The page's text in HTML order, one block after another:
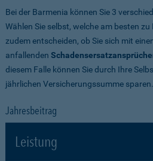
Bei der Barmenia können Sie 3
Wählen Sie selbst, welche am besten
zudem entscheiden, ob Sie sich mit
anfallenden
diesem Falle können Sie durch Ihre
jährlichen Versicherungssumme sparen.
Jahresbeitrag
Leistung